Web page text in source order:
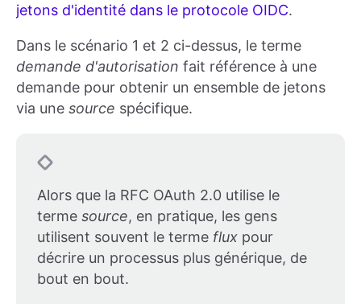
jetons d'identité dans le protocole OIDC.
Dans le scénario 1 et 2 ci-dessus, le terme
demande d'autorisation fait référence à une
demande pour obtenir un ensemble de jetons
via une source spécifique.
Alors que la RFC OAuth 2.0 utilise le
terme source, en pratique, les gens
utilisent souvent le terme flux pour
décrire un processus plus générique, de
bout en bout.